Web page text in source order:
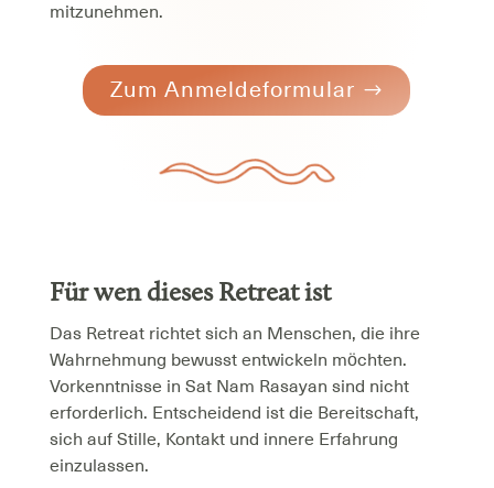
mitzunehmen.
Zum Anmeldeformular
Für wen dieses Retreat ist
Das Retreat richtet sich an Menschen, die ihre
Wahrnehmung bewusst entwickeln möchten.
Vorkenntnisse in Sat Nam Rasayan sind nicht
erforderlich. Entscheidend ist die Bereitschaft,
sich auf Stille, Kontakt und innere Erfahrung
einzulassen.